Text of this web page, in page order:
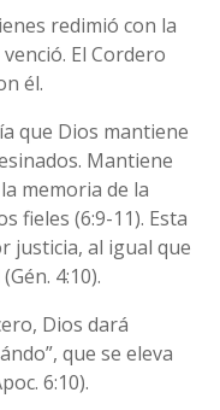
redimió con la
El Cordero
él.
que Dios mantiene
Mantiene
memoria de la
fieles (6:9-11). Esta
justicia, al igual que
4:10).
Dios dará
que se eleva
6:10).